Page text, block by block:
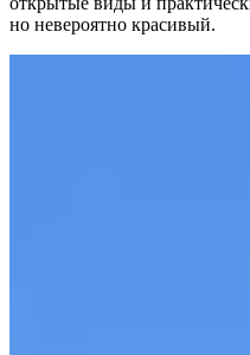
но невероятно красивый.